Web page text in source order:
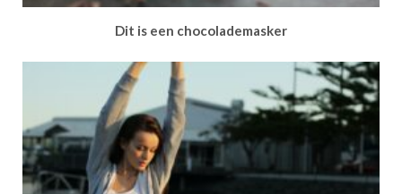
Dit is een chocolademasker